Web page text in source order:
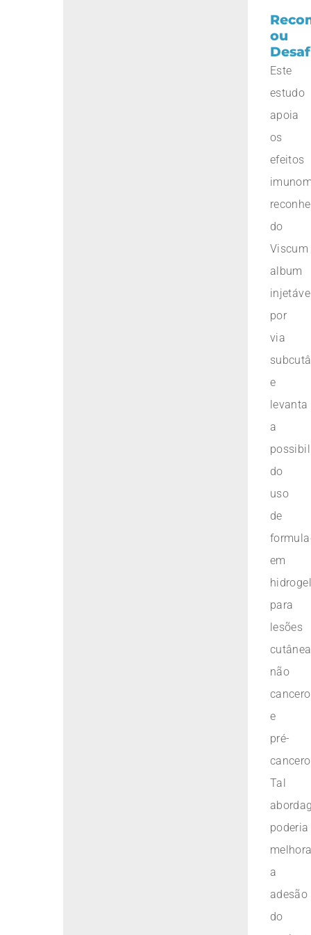
ou
Este
estudo
apoia
os
efeitos
do
Viscum
album
por
via
e
levanta
a
do
uso
de
em
hidrogel
para
lesões
não
e
pré-
Tal
poderia
a
adesão
do